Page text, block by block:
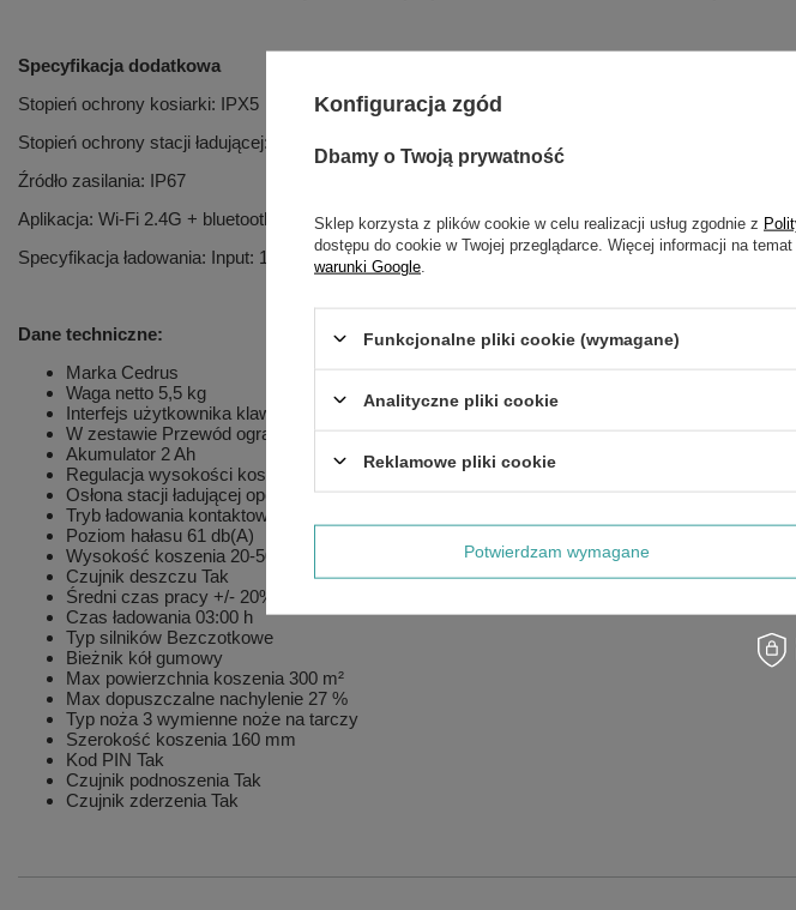
Specyfikacja dodatkowa
Stopień ochrony kosiarki: IPX5
Stopień ochrony stacji ładującej: IPX4
Źródło zasilania: IP67
Aplikacja: Wi-Fi 2.4G + bluetooth 4.0
Specyfikacja ładowania: Input: 100-240V 50/60Hz, 76W | Output: 20VDC—3.0A (IP67)
Dane techniczne:
Marka Cedrus
Waga netto 5,5 kg
Interfejs użytkownika klawiatura, wyświetlacz
W zestawie Przewód ograniczający 100m; Szpilki przewodu 130szt.; Noże zapasowe 6szt.
Akumulator 2 Ah
Regulacja wysokości koszenia
ręczna
Osłona stacji ładującej opcjonalnie
Tryb ładowania kontaktowy
Poziom hałasu 61 db(A)
Wysokość koszenia 20-50 mm
Czujnik deszczu Tak
Średni czas pracy +/- 20%
Czas ładowania 03:00 h
Typ silników Bezczotkowe
Bieżnik kół gumowy
Max powierzchnia koszenia 300 m²
Max dopuszczalne nachylenie 27 %
Typ noża 3 wymienne noże na tarczy
Szerokość koszenia 160 mm
Kod PIN Tak
Czujnik podnoszenia Tak
Czujnik zderzenia Tak
Konfiguracja zgód
Dbamy o Twoją prywatność
Sklep korzysta z plików cookie w celu realizacji usług zgodnie z
dostępu do cookie w Twojej przeglądarce. Więcej informacji na
warunki Google
Funkcjonalne pliki cookie (wymagane)
Analityczne pliki cookie
Reklamowe pliki cookie
Potwierdzam wymagane